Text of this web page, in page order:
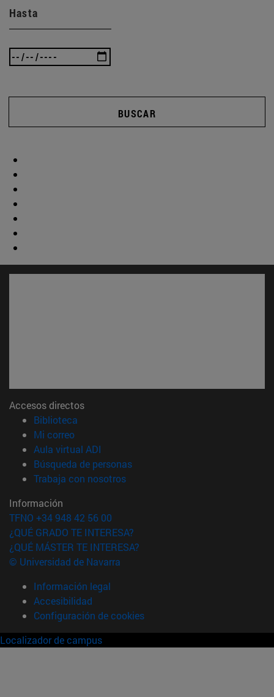
Hasta
BUSCAR
Accesos directos
Biblioteca
Mi correo(abre en nueva ventana)
Aula virtual ADI
Búsqueda de personas(abre en nueva ventana)
Trabaja con nosotros(abre en nueva ventana)
Información
TFNO +34 948 42 56 00
¿QUÉ GRADO TE INTERESA?
¿QUÉ MÁSTER TE INTERESA?
© Universidad de Navarra
Información legal
Accesibilidad
Configuración de cookies
Localizador de campus